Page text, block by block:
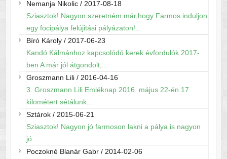
Nemanja Nikolic/ 2017-08-18
Sziasztok! Nagyon szeretném már,hogy Farmos induljon
egy focipálya felújitási pályázaton!...
Bíró Károly/ 2017-06-23
Kandó Kálmánhoz kapcsolódó kerek évfordulók 2017-
ben A már jól átgondolt,...
Groszmann Lili/ 2016-04-16
3. Groszmann Lili Emléknap 2016. május 22-én 17
kilométert sétálunk...
Sztárok/ 2015-06-21
Sziasztok! Nagyon jó farmoson lakni a pálya is nagyon
jó...
Poczokné Blanár Gabr/ 2014-02-06